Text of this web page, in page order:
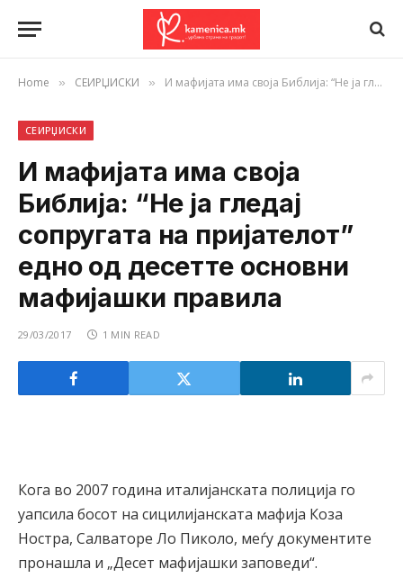
Home » СЕИРЏИСКИ » И мафијата има своја Библија: “Не ја гледај сопругата на пријателот” едно од десетте основни мафијашки правила
СЕИРЏИСКИ
И мафијата има своја
Библија: “Не ја гледај
сопругата на пријателот”
едно од десетте основни
мафијашки правила
29/03/2017 1 MIN READ
Кога во 2007 година италијанската полиција го
уапсила босот на сицилијанската мафија Коза
Ностра, Салваторе Ло Пиколо, меѓу документите
пронашла и „Десет мафијашки заповеди“.